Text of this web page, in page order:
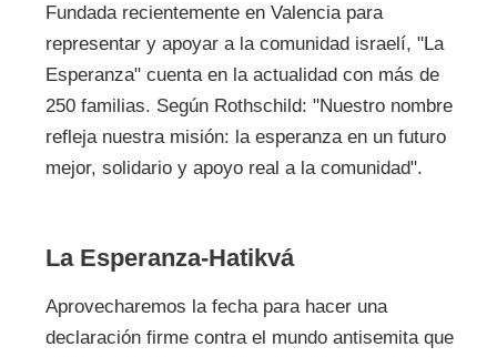
Fundada recientemente en Valencia para
representar y apoyar a la comunidad israelí, "La
Esperanza" cuenta en la actualidad con más de
250 familias. Según Rothschild: "Nuestro nombre
refleja nuestra misión: la esperanza en un futuro
mejor, solidario y apoyo real a la comunidad".
La Esperanza-Hatikvá
Aprovecharemos la fecha para hacer una
declaración firme contra el mundo antisemita que